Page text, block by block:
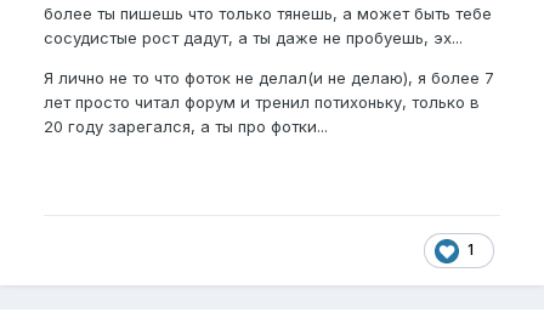
более ты пишешь что только тянешь, а может быть тебе
сосудистые рост дадут, а ты даже не пробуешь, эх...
Я лично не то что фоток не делал(и не делаю), я более 7
лет просто читал форум и тренил потихоньку, только в
20 году зарегался, а ты про фотки...
1